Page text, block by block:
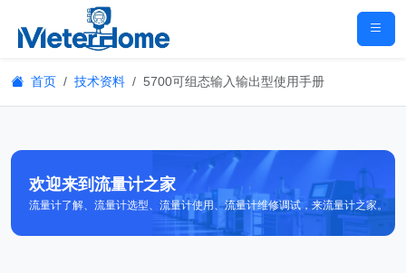
首页 技术资料 5700可组态输入输出型使用手册
欢迎来到流量计之家
流量计了解、流量计选型、流量计使用、流量计维修调试，来流量计之家。